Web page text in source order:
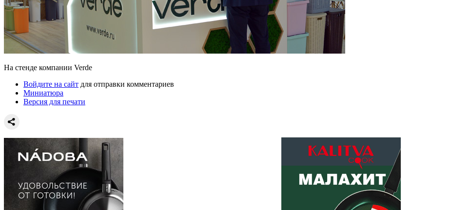
На стенде компании Verde
Войдите на сайт для отправки комментариев
Миниатюра
Версия для печати